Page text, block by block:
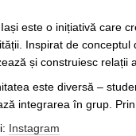
este o inițiativă care
Inspirat de conceptul
și construiesc relații
este diversă –
integrarea în grup.
Instagram